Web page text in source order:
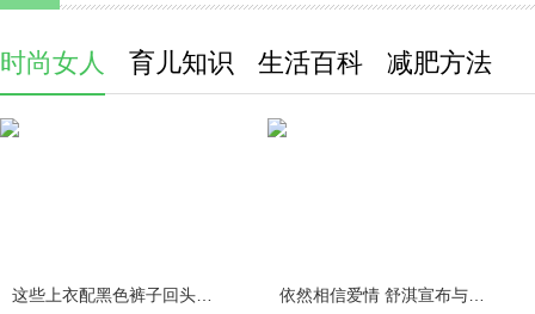
时尚女人 育儿知识 生活百科 减肥方法